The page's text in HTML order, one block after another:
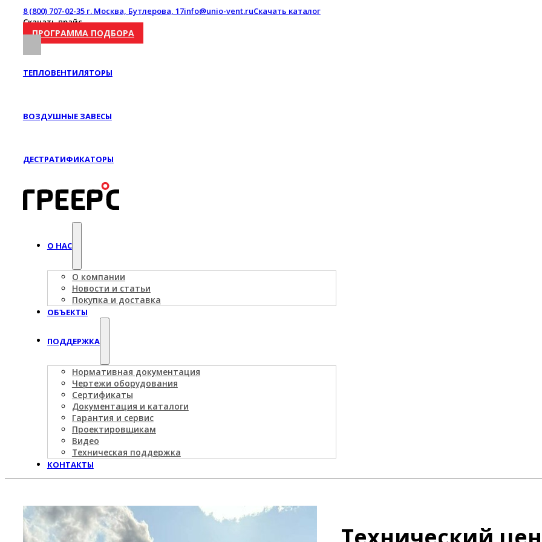
8 (800) 707-02-35г. Москва, Бутлерова, 17info@unio-vent.ruСкачать каталог
Скачать прайс
ПРОГРАММА ПОДБОРА
ТЕПЛОВЕНТИЛЯТОРЫ
ВОЗДУШНЫЕ ЗАВЕСЫ
ДЕСТРАТИФИКАТОРЫ
О НАС
О компании
Новости и статьи
Покупка и доставка
ОБЪЕКТЫ
ПОДДЕРЖКА
Нормативная документация
Чертежи оборудования
Сертификаты
Документация и каталоги
Гарантия и сервис
Проектировщикам
Видео
Техническая поддержка
КОНТАКТЫ